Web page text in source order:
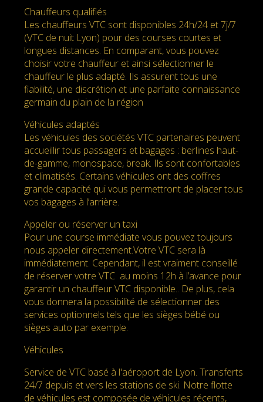
Chauffeurs qualifiés
Les chauffeurs VTC sont disponibles 24h/24 et 7j/7
(VTC de nuit Lyon) pour des courses courtes et
longues distances. En comparant, vous pouvez
choisir votre chauffeur et ainsi sélectionner le
chauffeur le plus adapté. Ils assurent tous une
fiabilité, une discrétion et une parfaite connaissance
germain du plain de la région
Véhicules adaptés
Les véhicules des sociétés VTC partenaires peuvent
accueillir tous passagers et bagages : berlines haut-
de-gamme, monospace, break. Ils sont confortables
et climatisés. Certains véhicules ont des coffres
grande capacité qui vous permettront de placer tous
vos bagages à l’arrière.
Appeler ou réserver un taxi
Pour une course immédiate vous pouvez toujours
nous appeler directement.Votre VTC sera là
immédiatement. Cependant, il est vraiment conseillé
de réserver votre VTC au moins 12h à l’avance pour
garantir un chauffeur VTC disponible.. De plus, cela
vous donnera la possibilité de sélectionner des
services optionnels tels que les sièges bébé ou
sièges auto par exemple.
Véhicules
Service de VTC basé à l'aéroport de Lyon. Transferts
24/7 depuis et vers les stations de ski. Notre flotte
de véhicules est composée de véhicules récents,